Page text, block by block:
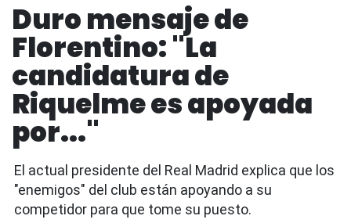
Duro mensaje de
Florentino: "La
candidatura de
Riquelme es apoyada
por..."
El actual presidente del Real Madrid explica que los
"enemigos" del club están apoyando a su
competidor para que tome su puesto.